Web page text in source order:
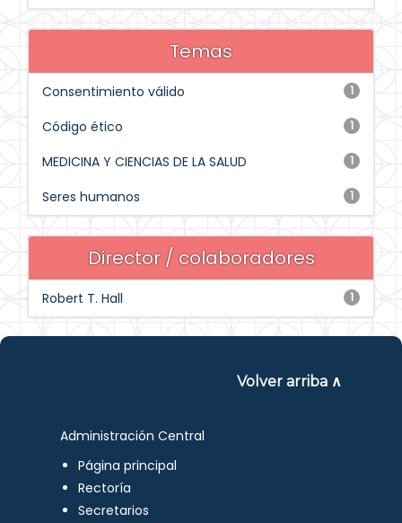
Temas
1
Consentimiento válido
1
Código ético
1
MEDICINA Y CIENCIAS DE LA SALUD
1
Seres humanos
Director / colaboradores
1
Robert T. Hall
Volver arriba ∧
Administración Central
Página principal
Rectoría
Secretarios